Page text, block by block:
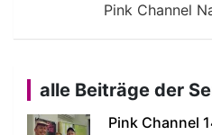
Pink Channel
alle Beiträge der
Pink Channel